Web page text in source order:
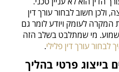
ולכן חשוב לבחור עורך דין
לעומק ויודע לומר גם
מי שמתלבט בשלב הזה
לבחור עורך דין פלילי.
בייצוג פרטי בהליך